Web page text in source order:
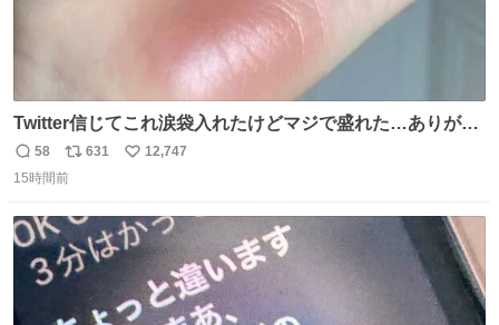
Twitter信じてこれ涙袋入れたけどマジで盛れた…ありがと
う…
返
信
58
リ
ポ
ト
数
631
い
数
12,747
15時間前